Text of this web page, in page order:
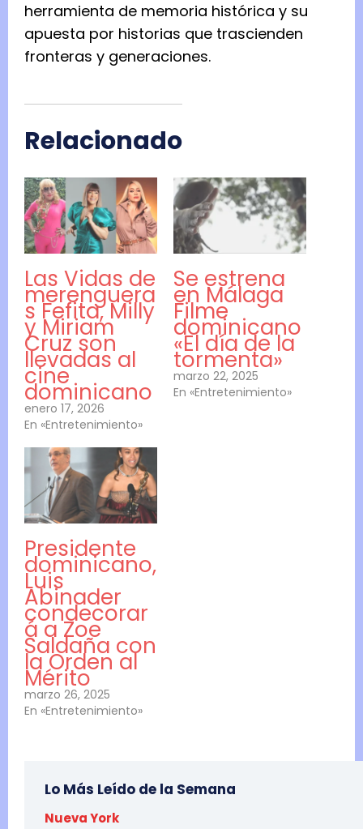
herramienta de memoria histórica y su
apuesta por historias que trascienden
fronteras y generaciones.
Relacionado
Las Vidas de
merenguera
s Fefita, Milly
y Miriam
Cruz son
llevadas al
cine
dominicano
enero 17, 2026
En «Entretenimiento»
Se estrena
en Málaga
Filme
dominicano
«El día de la
tormenta»
marzo 22, 2025
En «Entretenimiento»
Presidente
dominicano,
Luis
Abinader
condecorar
á a Zoe
Saldaña con
la Orden al
Mérito
marzo 26, 2025
En «Entretenimiento»
Lo Más Leído de la Semana
Nueva York